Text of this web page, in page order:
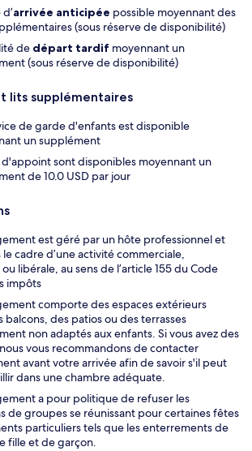
arrivée anticipée possible moyennant des
(sous réserve de disponibilité)
de départ tardif moyennant un
(sous réserve de disponibilité)
lits supplémentaires
de garde d'enfants est disponible
un supplément
d'appoint sont disponibles moyennant un
de 10.0 USD par jour
est géré par un hôte professionnel et
cadre d’une activité commerciale,
libérale, au sens de l’article 155 du Code
impôts
comporte des espaces extérieurs
balcons, des patios ou des terrasses
non adaptés aux enfants. Si vous avez des
vous recommandons de contacter
avant votre arrivée afin de savoir s'il peut
dans une chambre adéquate.
a pour politique de refuser les
de groupes se réunissant pour certaines fêtes
particuliers tels que les enterrements de
fille et de garçon.